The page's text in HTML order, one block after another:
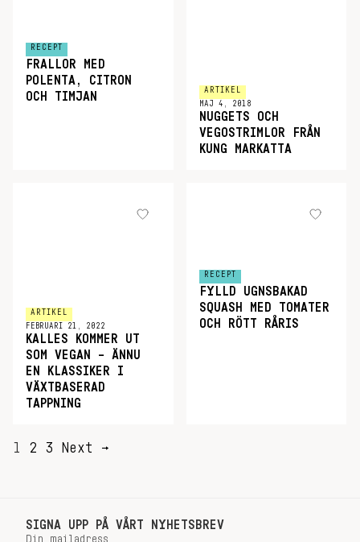
RECEPT
FRALLOR MED
POLENTA, CITRON
OCH TIMJAN
ARTIKEL
MAJ 4, 2018
NUGGETS OCH
VEGOSTRIMLOR FRÅN
KUNG MARKATTA
ARTIKEL
FEBRUARI 21, 2022
KALLES KOMMER UT
SOM VEGAN – ÄNNU
EN KLASSIKER I
VÄXTBASERAD
TAPPNING
RECEPT
FYLLD UGNSBAKAD
SQUASH MED TOMATER
OCH RÖTT RÅRIS
SIDNUMRERING
1 2 3 Next →
SIGNA UPP PÅ VÅRT NYHETSBREV